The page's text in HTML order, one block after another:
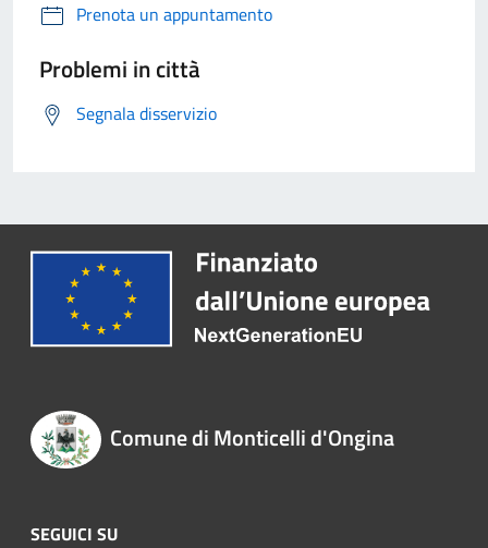
Prenota un appuntamento
Problemi in città
Segnala disservizio
Comune di Monticelli d'Ongina
SEGUICI SU